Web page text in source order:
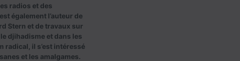
radios et des
également l’auteur de
Stern et de travaux sur
djihadisme et dans les
radical, il s’est intéressé
et les amalgames.